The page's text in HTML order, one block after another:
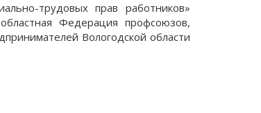
трудовых прав работников»
Федерация профсоюзов,
Вологодской области